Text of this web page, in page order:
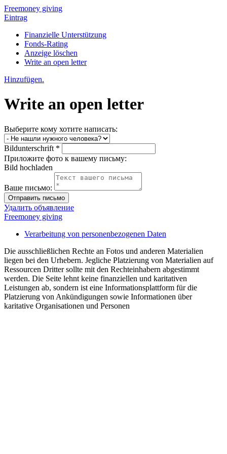
Freemoney giving
Eintrag
Finanzielle Unterstützung
Fonds-Rating
Anzeige löschen
Write an open letter
Hinzufügen.
Write an open letter
Выберите кому хотите написать:
Bildunterschrift *
Приложите фото к вашему письму:
Bild hochladen
Ваше письмо:
Удалить объявление
Freemoney giving
Verarbeitung von personenbezogenen Daten
Die ausschließlichen Rechte an Fotos und anderen Materialien
liegen bei den Urhebern. Jegliche Platzierung von Materialien auf
Ressourcen Dritter sollte mit den Rechteinhabern abgestimmt
werden. Die Seite lehnt keine finanziellen und karitativen
Leistungen ab, sondern ist eine Informationsplattform für die
Platzierung von Ankündigungen sowie Informationen über
karitative Organisationen und Personen